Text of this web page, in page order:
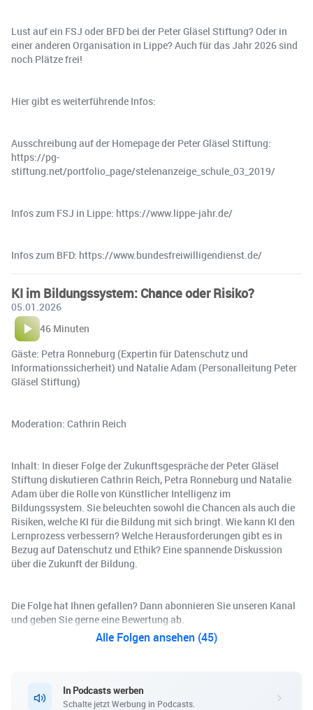
Lust auf ein FSJ oder BFD bei der Peter Gläsel Stiftung? Oder in
einer anderen Organisation in Lippe? Auch für das Jahr 2026 sind
noch Plätze frei!
Hier gibt es weiterführende Infos:
Ausschreibung auf der Homepage der Peter Gläsel Stiftung:
https://pg-
stiftung.net/portfolio_page/stelenanzeige_schule_03_2019/
Infos zum FSJ in Lippe: https://www.lippe-jahr.de/
Infos zum BFD: https://www.bundesfreiwilligendienst.de/
KI im Bildungssystem: Chance oder Risiko?
05.01.2026
46 Minuten
Gäste: Petra Ronneburg (Expertin für Datenschutz und
Informationssicherheit) und Natalie Adam (Personalleitung Peter
Gläsel Stiftung)
Moderation: Cathrin Reich
Inhalt: In dieser Folge der Zukunftsgespräche der Peter Gläsel
Stiftung diskutieren Cathrin Reich, Petra Ronneburg und Natalie
Adam über die Rolle von Künstlicher Intelligenz im
Bildungssystem. Sie beleuchten sowohl die Chancen als auch die
Risiken, welche KI für die Bildung mit sich bringt. Wie kann KI den
Lernprozess verbessern? Welche Herausforderungen gibt es in
Bezug auf Datenschutz und Ethik? Eine spannende Diskussion
über die Zukunft der Bildung.
Die Folge hat Ihnen gefallen? Dann abonnieren Sie unseren Kanal
und geben Sie gerne eine Bewertung ab.
Alle Folgen ansehen (45)
In Podcasts werben
Schalte jetzt Werbung in Podcasts.